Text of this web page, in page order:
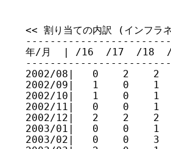
<< 割り当ての内訳 (インフラ
年/月  | /16  /17  /18
2002/08|   0    2
2002/09|   1    0
2002/10|   1    0
2002/11|   0    0
2002/12|   2    2
2003/01|   0    0
2003/02|   0    0